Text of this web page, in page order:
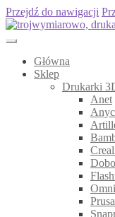
Przejdź do nawigacji
Główna
Sklep
Drukarki
Anet
Prusa